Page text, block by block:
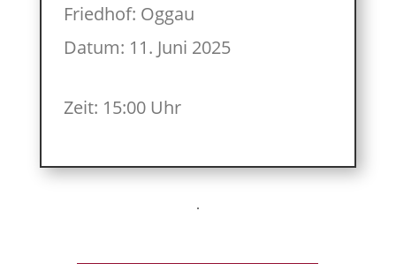
Friedhof: Oggau
Datum: 11. Juni 2025
Zeit: 15:00 Uhr